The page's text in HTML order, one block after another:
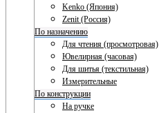
Kenko (Япония)
Zenit (Россия)
По назначению
Для чтения (просмотровая)
Ювелирная (часовая)
Для шитья (текстильная)
Измерительные
По конструкции
На ручке